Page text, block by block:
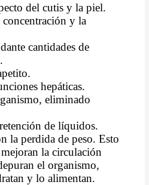
del cutis y la piel.
y la
cantidades de
hepáticas.
eliminado
de líquidos.
la perdida de peso. Esto
mejoran la circulación
el organismo,
y lo alimentan.